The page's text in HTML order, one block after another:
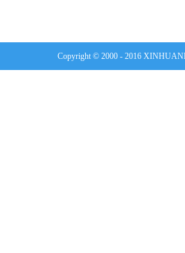
Copyright © 2000 - 2016